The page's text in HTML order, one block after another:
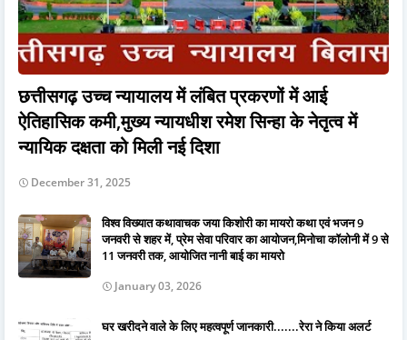
छत्तीसगढ़ उच्च न्यायालय में लंबित प्रकरणों में आई
ऐतिहासिक कमी,मुख्य न्यायधीश रमेश सिन्हा के नेतृत्व में
न्यायिक दक्षता को मिली नई दिशा
December 31, 2025
विश्व विख्यात कथावाचक जया किशोरी का मायरो कथा एवं भजन 9
जनवरी से शहर में, प्रेम सेवा परिवार का आयोजन,मिनोचा कॉलोनी में 9 से
11 जनवरी तक, आयोजित नानी बाई का मायरो
January 03, 2026
घर खरीदने वाले के लिए महत्वपूर्ण जानकारी.......रेरा ने किया अलर्ट